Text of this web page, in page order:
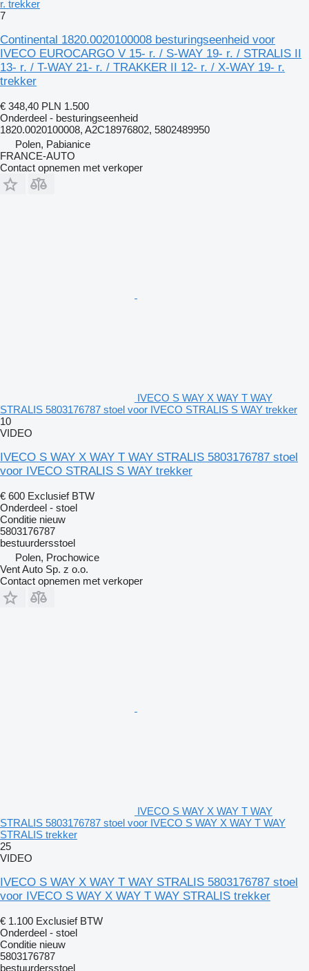
r. trekker
7
Continental 1820.0020100008 besturingseenheid voor
IVECO EUROCARGO V 15- r. / S-WAY 19- r. / STRALIS II
13- r. / T-WAY 21- r. / TRAKKER II 12- r. / X-WAY 19- r.
trekker
€ 348,40 PLN 1.500
Onderdeel - besturingseenheid
1820.0020100008, A2C18976802, 5802489950
Polen, Pabianice
FRANCE-AUTO
Contact opnemen met verkoper
IVECO S WAY X WAY T WAY
STRALIS 5803176787 stoel voor IVECO STRALIS S WAY trekker
10
VIDEO
IVECO S WAY X WAY T WAY STRALIS 5803176787 stoel
voor IVECO STRALIS S WAY trekker
€ 600 Exclusief BTW
Onderdeel - stoel
Conditie nieuw
5803176787
bestuurdersstoel
Polen, Prochowice
Vent Auto Sp. z o.o.
Contact opnemen met verkoper
IVECO S WAY X WAY T WAY
STRALIS 5803176787 stoel voor IVECO S WAY X WAY T WAY
STRALIS trekker
25
VIDEO
IVECO S WAY X WAY T WAY STRALIS 5803176787 stoel
voor IVECO S WAY X WAY T WAY STRALIS trekker
€ 1.100 Exclusief BTW
Onderdeel - stoel
Conditie nieuw
5803176787
bestuurdersstoel